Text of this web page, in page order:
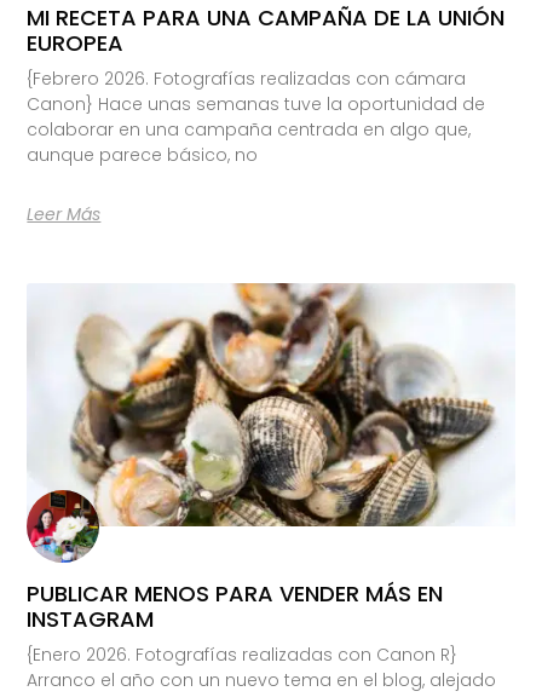
MI RECETA PARA UNA CAMPAÑA DE LA UNIÓN
EUROPEA
{Febrero 2026. Fotografías realizadas con cámara
Canon} Hace unas semanas tuve la oportunidad de
colaborar en una campaña centrada en algo que,
aunque parece básico, no
Leer Más
PUBLICAR MENOS PARA VENDER MÁS EN
INSTAGRAM
{Enero 2026. Fotografías realizadas con Canon R}
Arranco el año con un nuevo tema en el blog, alejado